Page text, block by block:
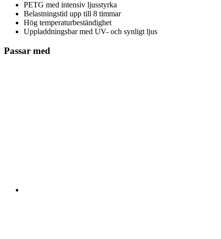
PETG med intensiv ljusstyrka
Belastningstid upp till 8 timmar
Hög temperaturbeständighet
Uppladdningsbar med UV- och synligt ljus
Passar med